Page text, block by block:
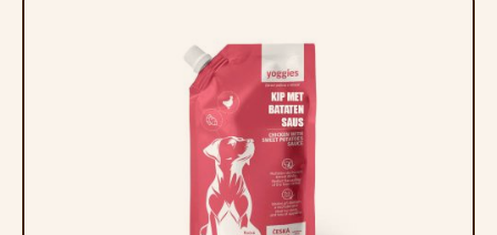
BESCHIKBAAR IN 3 MATEN
Of je nu een kleine terriër of een grote herdershond
hebt, er is altijd een passende Chewllagen Bar:
Geef je hond de bewegingsvrijheid en het
kauwplezier dat hij verdient. Bestel de
Chewllagen Bar Beef vandaag nog!